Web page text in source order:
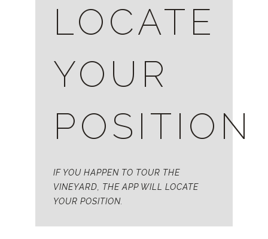
LOCATE
YOUR
POSITION
IF YOU HAPPEN TO TOUR THE
VINEYARD, THE APP WILL LOCATE
YOUR POSITION.